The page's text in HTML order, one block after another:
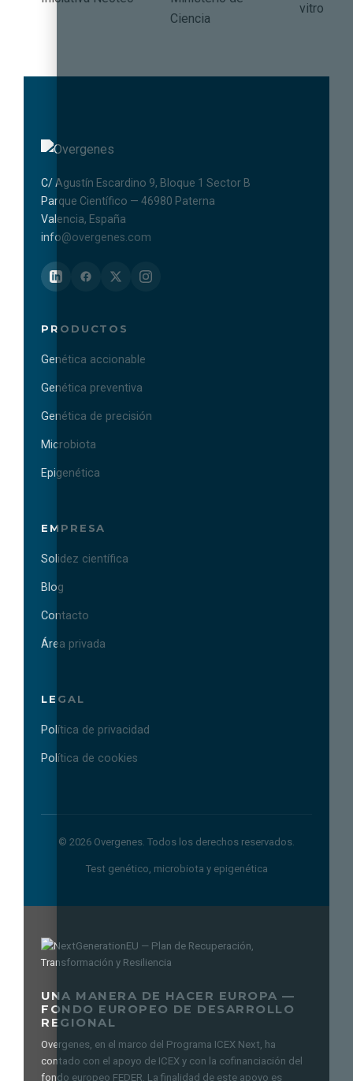
C/ Agustín Escardino 9, Bloque 1 Sector B
Parque Científico — 46980 Paterna
Valencia, España
info@overgenes.com
PRODUCTOS
Genética accionable
Genética preventiva
Genética de precisión
Microbiota
Epigenética
EMPRESA
Solidez científica
Blog
Contacto
Área privada
LEGAL
Política de privacidad
Política de cookies
© 2026 Overgenes. Todos los derechos reservados.
Test genético, microbiota y epigenética
UNA MANERA DE HACER EUROPA —
FONDO EUROPEO DE DESARROLLO
REGIONAL
Overgenes, en el marco del Programa ICEX Next, ha
contado con el apoyo de ICEX y con la cofinanciación del
fondo europeo FEDER. La finalidad de este apoyo es